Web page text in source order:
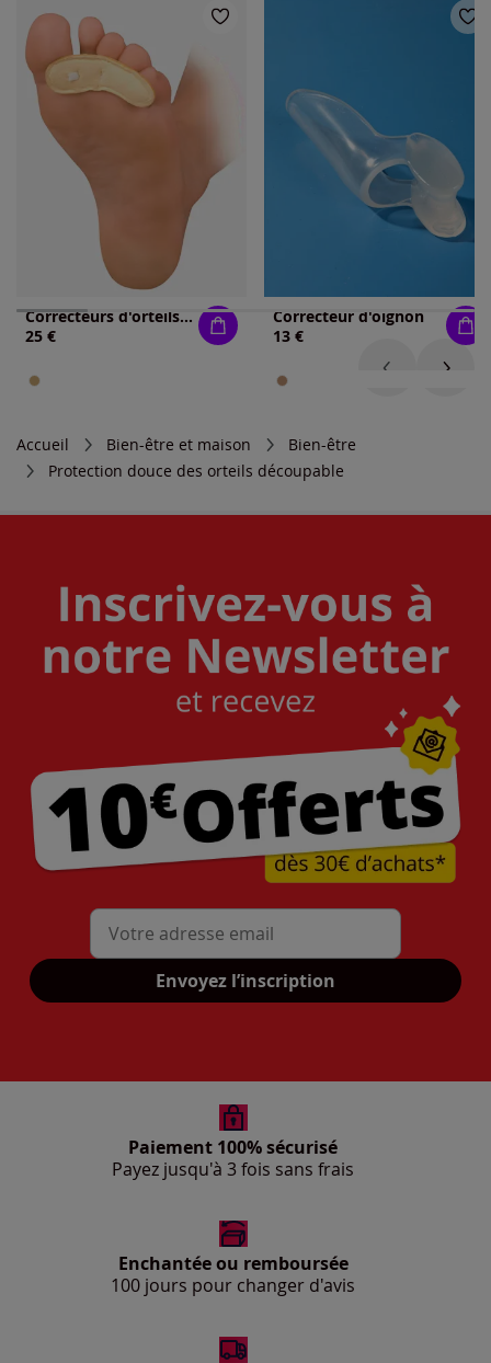
Correcteurs d'orteils aide à lutter contre les mauvaises positions des orteils
25 €
Correcteur d'oignon
13 €
Accueil Bien-être et maison
Bien-être
Protection douce des orteils découpable
Mon adresse mail
Envoyez l’inscription
Paiement 100% sécurisé
Payez jusqu'à 3 fois sans frais
Enchantée ou remboursée
100 jours pour changer d'avis